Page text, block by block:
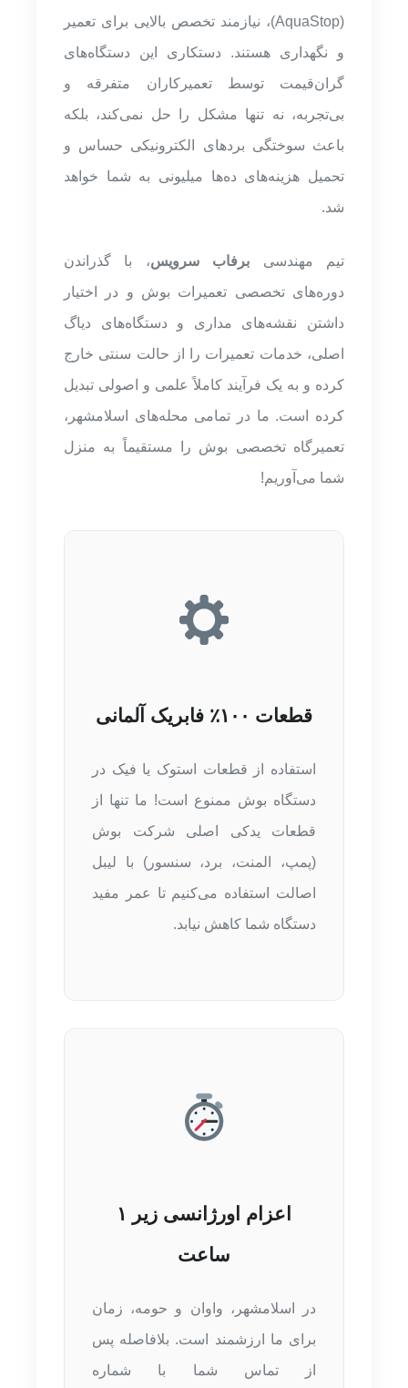
(AquaStop)، نیازمند تخصص بالایی برای تعمیر
و نگهداری هستند. دستکاری این دستگاه‌های
گران‌قیمت توسط تعمیرکاران متفرقه و
بی‌تجربه، نه تنها مشکل را حل نمی‌کند، بلکه
باعث سوختگی بردهای الکترونیکی حساس و
تحمیل هزینه‌های ده‌ها میلیونی به شما خواهد
شد.
تیم مهندسی برفاب سرویس، با گذراندن
دوره‌های تخصصی تعمیرات بوش و در اختیار
داشتن نقشه‌های مداری و دستگاه‌های دیاگ
اصلی، خدمات تعمیرات را از حالت سنتی خارج
کرده و به یک فرآیند کاملاً علمی و اصولی تبدیل
کرده است. ما در تمامی محله‌های اسلامشهر،
تعمیرگاه تخصصی بوش را مستقیماً به منزل
شما می‌آوریم!
قطعات ۱۰۰٪ فابریک آلمانی
استفاده از قطعات استوک یا فیک در
دستگاه بوش ممنوع است! ما تنها از
قطعات یدکی اصلی شرکت بوش
(پمپ، المنت، برد، سنسور) با لیبل
اصالت استفاده می‌کنیم تا عمر مفید
دستگاه شما کاهش نیابد.
اعزام اورژانسی زیر ۱
ساعت
در اسلامشهر، واوان و حومه، زمان
برای ما ارزشمند است. بلافاصله پس
از تماس شما با شماره